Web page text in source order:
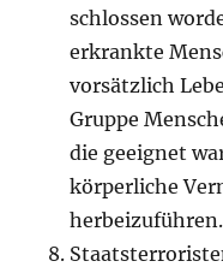
schlos­sen
erkrankte
vorsätzlich
Gruppe
die geeignet
körperliche
herbeizuführen.